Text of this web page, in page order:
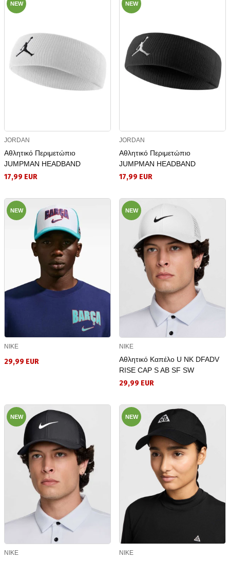
NEW
JORDAN
Αθλητικό Περιμετώπιο
JUMPMAN HEADBAND
17,99 EUR
NEW
JORDAN
Αθλητικό Περιμετώπιο
JUMPMAN HEADBAND
17,99 EUR
NEW
NIKE
29,99 EUR
NEW
NIKE
Αθλητικό Καπέλο U NK DFADV
RISE CAP S AB SF SW
29,99 EUR
NEW
NIKE
NEW
NIKE